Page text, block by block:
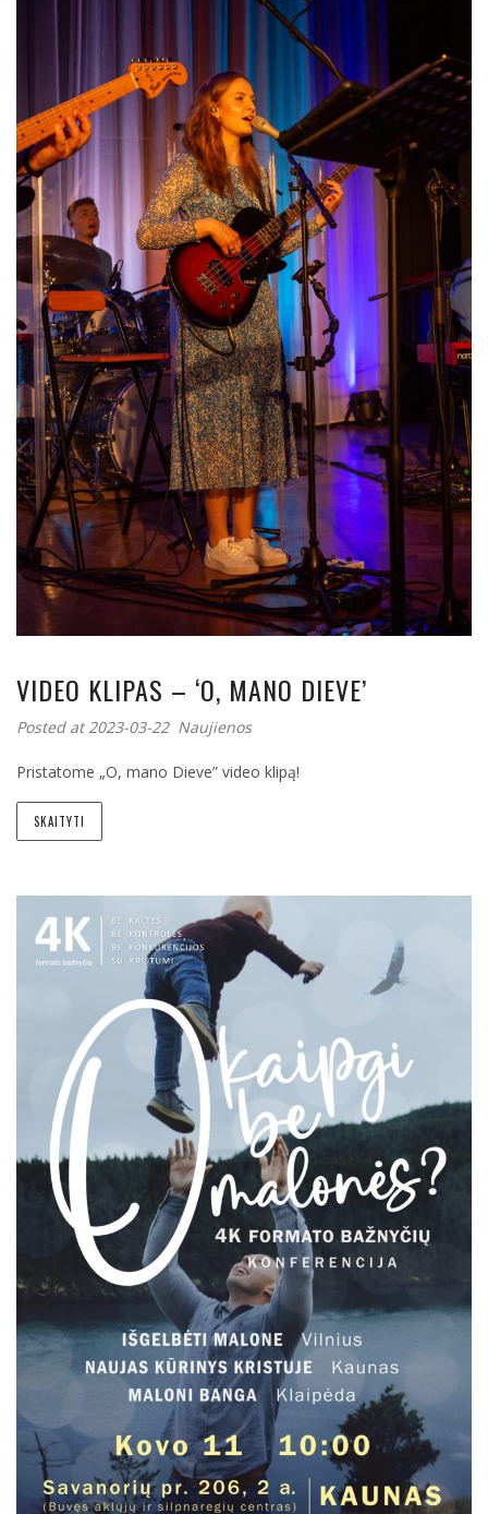
VIDEO KLIPAS – ‘O, MANO DIEVE’
Posted at 2023-03-22 Naujienos
Pristatome „O, mano Dieve” video klipą!
SKAITYTI